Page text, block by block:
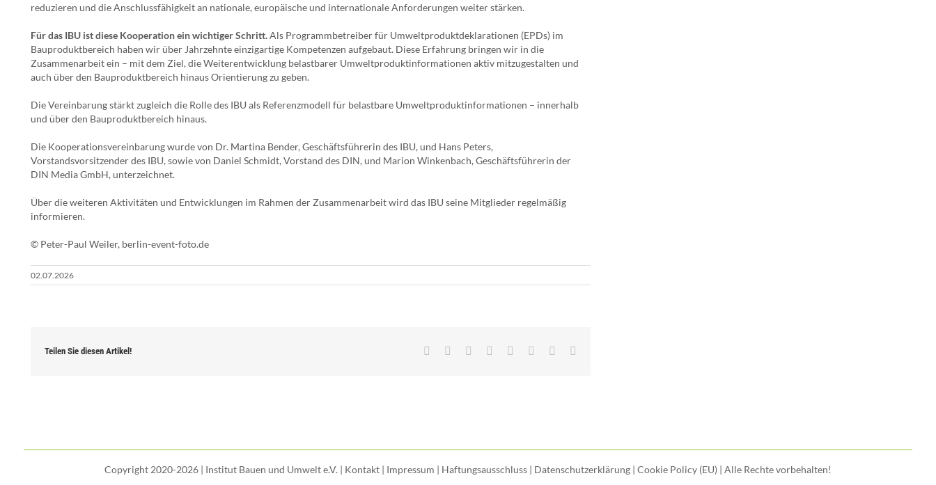
reduzieren und die Anschlussfähigkeit an nationale, europäische und internationale Anforderungen weiter stärken.
Für das IBU ist diese Kooperation ein wichtiger Schritt.Als Programmbetreiber für Umweltproduktdeklarationen (EPDs) im
Bauproduktbereich haben wir über Jahrzehnte einzigartige Kompetenzen aufgebaut. Diese Erfahrung bringen wir in die
Zusammenarbeit ein – mit dem Ziel, die Weiterentwicklung belastbarer Umweltproduktinformationen aktiv mitzugestalten und
auch über den Bauproduktbereich hinaus Orientierung zu geben.
Die Vereinbarung stärkt zugleich die Rolle des IBU als Referenzmodell für belastbare Umweltproduktinformationen – innerhalb
und über den Bauproduktbereich hinaus.
Die Kooperationsvereinbarung wurde von Dr. Martina Bender, Geschäftsführerin des IBU, und Hans Peters,
Vorstandsvorsitzender des IBU, sowie von Daniel Schmidt, Vorstand des DIN, und Marion Winkenbach, Geschäftsführerin der
DIN Media GmbH, unterzeichnet.
Über die weiteren Aktivitäten und Entwicklungen im Rahmen der Zusammenarbeit wird das IBU seine Mitglieder regelmäßig
informieren.
© Peter-Paul Weiler, berlin-event-foto.de
02.07.2026
Teilen Sie diesen Artikel! Facebook Reddit LinkedIn
TumblrPinterest
Copyright 2020-2026 | Institut Bauen und Umwelt e.V. | Kontakt| Impressum | Haftungsausschluss| Datenschutzerklärung| Cookie Policy (EU)| Alle Rechte vorbehalten!